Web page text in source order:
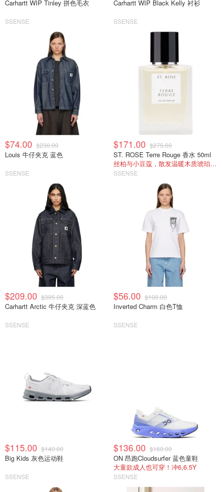
Carhartt WIP Tinley 拼色毛衣
SSENSE
Carhartt WIP Black Kelly 衬衫
SSENSE
$74.00 $230.00
Louis 牛仔夹克 蓝色
SSENSE
$171.00 $275.00
ST. ROSE Terre Rouge 香水 50ml
丝柏与小豆蔻，散发温暖木质琥珀香。
SSENSE
$209.00 $395.00
Carhartt Arctic 牛仔夹克 深蓝色
SSENSE
$56.00 $100.00
Inverted Charm 白色T恤
SSENSE
$115.00 $140.00
Big Kids 灰色运动鞋
SSENSE
$136.00 $160.00
ON 昂跑Cloudsurfer 蓝色童鞋
大童款成人也可穿！冲6,6.5Y
SSENSE